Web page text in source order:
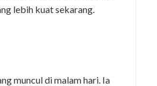
lebih kuat sekarang.
muncul di malam hari. Ia